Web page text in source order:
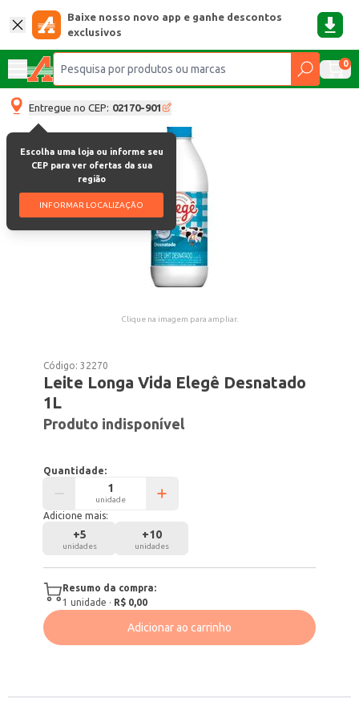
Baixe nosso novo app e ganhe descontos
exclusivos
0
Entregue no CEP: 02170-901
Escolha uma loja ou informe seu
CEP para ver ofertas da sua
região
INFORMAR LOCALIZAÇÃO
Clique na imagem para ampliar.
Código:32270
Leite Longa Vida Elegê Desnatado
1L
Produto indisponível
Quantidade:
unidade
Adicione mais:
+5
unidades
+10
unidades
Resumo da compra:
1 unidade · R$ 0,00
Adicionar ao carrinho